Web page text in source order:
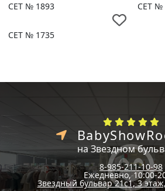
СЕТ № 1893 СЕТ №
СЕТ № 1735
на Звездном
8-985-211-10-98
Ежедневно, 10:00-
Звездный бульвар 21с1, 3